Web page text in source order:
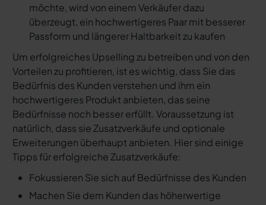
möchte, wird von einem Verkäufer dazu
überzeugt, ein hochwertigeres Paar mit besserer
Passform und längerer Haltbarkeit zu kaufen
Um erfolgreiches Upselling zu betreiben und von den
Vorteilen zu profitieren, ist es wichtig, dass Sie das
Bedürfnis des Kunden verstehen und ihm ein
hochwertigeres Produkt anbieten, das seine
Bedürfnisse noch besser erfüllt. Voraussetzung ist
natürlich, dass sie Zusatzverkäufe und optionale
Erweiterungen überhaupt anbieten. Hier sind einige
Tipps für erfolgreiche Zusatzverkäufe:
Fokussieren Sie sich auf Bedürfnisse des Kunden
Machen Sie dem Kunden das höherwertige